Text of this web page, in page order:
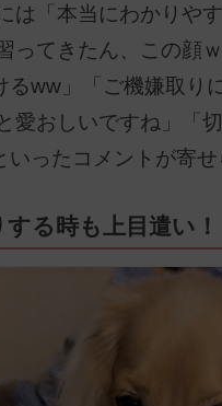
は「本当にわかりや
ってきたん、この顔
るww」「ご機嫌取り
愛おしいですね」「
いったコメントが寄せ
る時も上目遣い！